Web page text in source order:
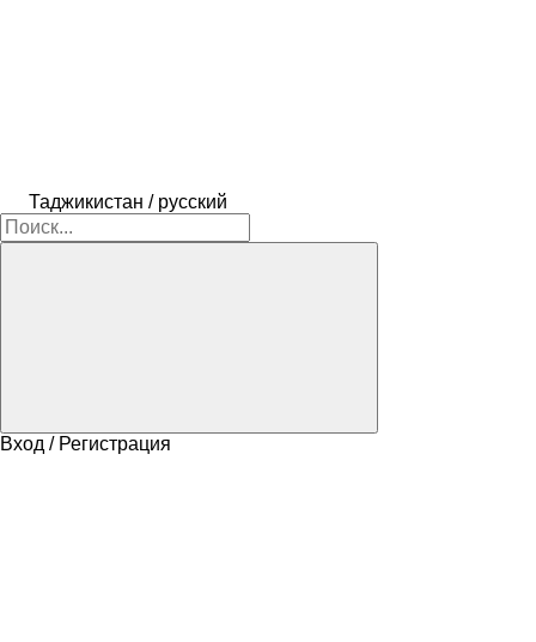
Таджикистан / русский
Вход / Регистрация